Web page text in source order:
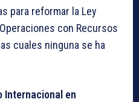
para reformar la Ley
con Recursos
cuales ninguna se ha
Internacional en